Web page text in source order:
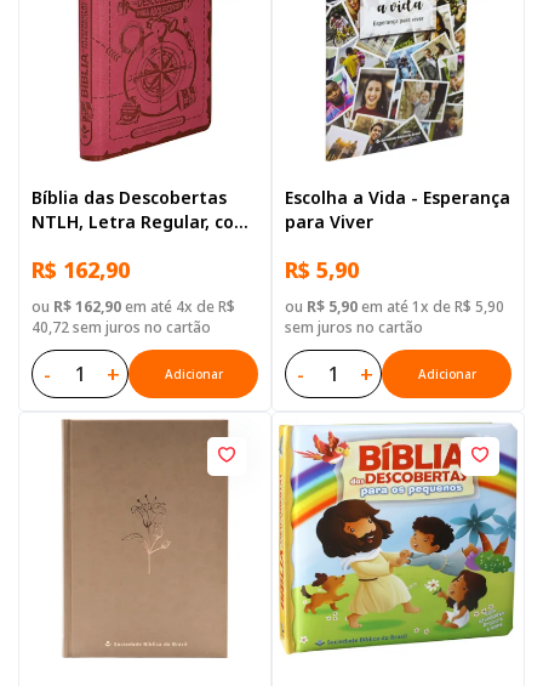
Bíblia das Descobertas
NTLH, Letra Regular, com
Sintético Rosa
R$ 162,90
ou R$ 162,90em até 4x de R$
40,72 sem juros no cartão
- + Adicionar
Escolha a Vida - Esperança
para Viver
R$ 5,90
ou R$ 5,90em até 1x de R$ 5,90
sem juros no cartão
- + Adicionar